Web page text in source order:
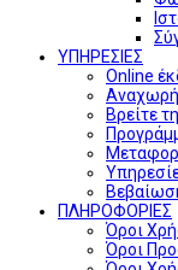
ΥΠΗΡΕΣΙΕΣ
Online
Βρείτε
ΠΛΗΡΟΦΟΡΙΕΣ
Όροι
Όροι